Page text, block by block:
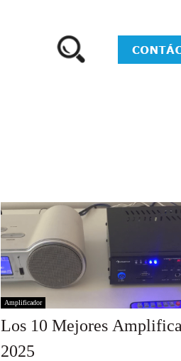
Amplificador
Los 10 Mejores
2025